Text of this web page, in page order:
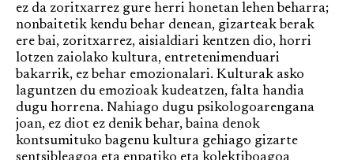
ez da zoritxarrez gure herri honetan lehen beharra;
nonbaitetik kendu behar denean, gizarteak berak
ere bai, zoritxarrez, aisialdiari kentzen dio, horri
lotzen zaiolako kultura, entretenimenduari
bakarrik, ez behar emozionalari. Kulturak asko
laguntzen du emozioak kudeatzen, falta handia
dugu horrena. Nahiago dugu psikologoarengana
joan, ez diot ez denik behar, baina denok
kontsumituko bagenu kultura gehiago gizarte